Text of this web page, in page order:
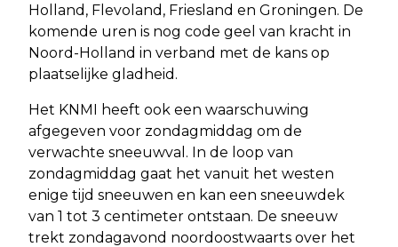
Holland, Flevoland, Friesland en Groningen. De
komende uren is nog code geel van kracht in
Noord-Holland in verband met de kans op
plaatselijke gladheid.
Het KNMI heeft ook een waarschuwing
afgegeven voor zondagmiddag om de
verwachte sneeuwval. In de loop van
zondagmiddag gaat het vanuit het westen
enige tijd sneeuwen en kan een sneeuwdek
van 1 tot 3 centimeter ontstaan. De sneeuw
trekt zondagavond noordoostwaarts over het